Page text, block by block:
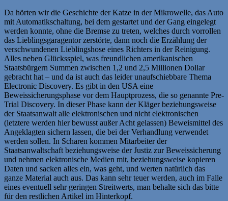
Da hörten wir die Geschichte der Katze in der Mikrowelle, das Auto
mit Automatikschaltung, bei dem gestartet und der Gang eingelegt
werden konnte, ohne die Bremse zu treten, welches durch vorrollen
das Lieblingsgaragentor zerstörte, dann noch die Erzählung der
verschwundenen Lieblingshose eines Richters in der Reinigung.
Alles neben Glücksspiel, was freundlichen amerikanischen
Staatsbürgern Summen zwischen 1,2 und 2,5 Millionen Dollar
gebracht hat – und da ist auch das leider unaufschiebbare Thema
Electronic Discovery. Es gibt in den USA eine
Beweissicherungsphase vor dem Hauptprozess, die so genannte Pre-
Trial Discovery. In dieser Phase kann der Kläger beziehungsweise
der Staatsanwalt alle elektronischen und nicht elektronischen
(letztere werden hier bewusst außer Acht gelassen) Beweismittel des
Angeklagten sichern lassen, die bei der Verhandlung verwendet
werden sollen. In Scharen kommen Mitarbeiter der
Staatsanwaltschaft beziehungsweise der Justiz zur Beweissicherung
und nehmen elektronische Medien mit, beziehungsweise kopieren
Daten und sacken alles ein, was geht, und werten natürlich das
ganze Material auch aus. Das kann sehr teuer werden, auch im Falle
eines eventuell sehr geringen Streitwerts, man behalte sich das bitte
für den restlichen Artikel im Hinterkopf.